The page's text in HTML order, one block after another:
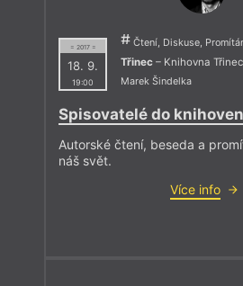
= 2017 =
18. 9.
19:00
Čtení, Diskuse,
Třinec – Knihovna Třinec
Marek Šindelka
Spisovatelé do
Autorské čtení, beseda a
náš svět.
Více info